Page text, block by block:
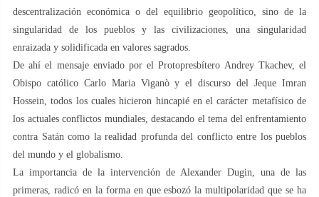
descentralización económica o del equilibrio geopolítico, sino de la
singularidad de los pueblos y las civilizaciones, una singularidad
enraizada y solidificada en valores sagrados.
De ahí el mensaje enviado por el Protopresbítero Andrey Tkachev, el
Obispo católico Carlo Maria Viganò y el discurso del Jeque Imran
Hossein, todos los cuales hicieron hincapié en el carácter metafísico de
los actuales conflictos mundiales, destacando el tema del enfrentamiento
contra Satán como la realidad profunda del conflicto entre los pueblos
del mundo y el globalismo.
La importancia de la intervención de Alexander Dugin, una de las
primeras, radicó en la forma en que esbozó la multipolaridad que se ha